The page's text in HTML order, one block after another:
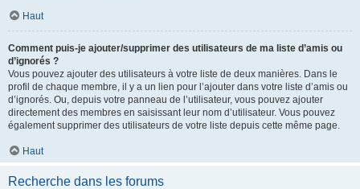
Haut
Comment puis-je ajouter/supprimer des utilisateurs de ma liste d’amis ou
d’ignorés ?
Vous pouvez ajouter des utilisateurs à votre liste de deux manières. Dans le
profil de chaque membre, il y a un lien pour l’ajouter dans votre liste d’amis ou
d’ignorés. Ou, depuis votre panneau de l’utilisateur, vous pouvez ajouter
directement des membres en saisissant leur nom d’utilisateur. Vous pouvez
également supprimer des utilisateurs de votre liste depuis cette même page.
Haut
Recherche dans les forums